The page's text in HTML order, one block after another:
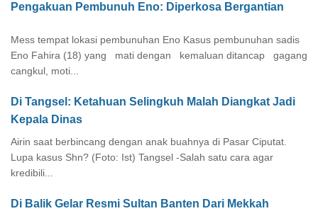
Pengakuan Pembunuh Eno: Diperkosa Bergantian
Mess tempat lokasi pembunuhan Eno Kasus pembunuhan sadis
Eno Fahira (18) yang mati dengan kemaluan ditancap gagang
cangkul, moti...
Di Tangsel: Ketahuan Selingkuh Malah Diangkat Jadi
Kepala Dinas
Airin saat berbincang dengan anak buahnya di Pasar Ciputat.
Lupa kasus Shn? (Foto: Ist) Tangsel -Salah satu cara agar
kredibili...
Di Balik Gelar Resmi Sultan Banten Dari Mekkah